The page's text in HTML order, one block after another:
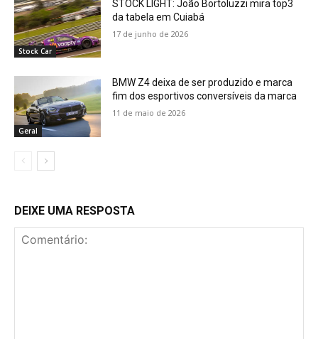
Stock Car
STOCK LIGHT: João Bortoluzzi mira top3
da tabela em Cuiabá
17 de junho de 2026
Geral
BMW Z4 deixa de ser produzido e marca
fim dos esportivos conversíveis da marca
11 de maio de 2026
DEIXE UMA RESPOSTA